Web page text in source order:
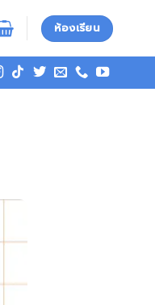
ห้องเรียน